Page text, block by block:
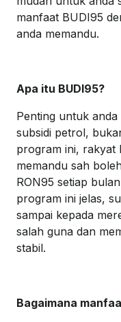
manfaat BUDI95
anda memandu.
Apa itu BUDI95?
Penting untuk
subsidi petrol,
program ini, rakyat
memandu sah
RON95 setiap
program ini jelas,
sampai kepada
salah guna dan
stabil.
Bagaimana